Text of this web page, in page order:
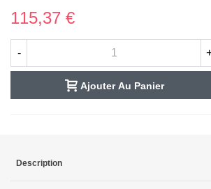
115,37 €
-
Ajouter Au Panier
Description